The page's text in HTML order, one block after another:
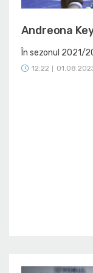
Andreona
În sezonul 2021/
12:22